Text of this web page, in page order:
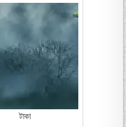
টাকা